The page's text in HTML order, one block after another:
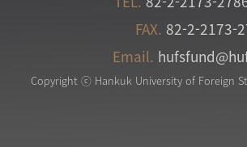
FAX. 82-2-2173-
Email.
Copyright ⓒ Hankuk University of Foreign